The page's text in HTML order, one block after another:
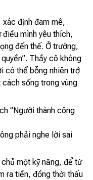
xác định đam mê,
mình yêu thích,
đến thế. Ở trường,
Thầy cô không
có thể bỗng nhiên trở
sống trong vùng
“Người thành công
phải nghe lời sai
một kỹ năng, để từ
ra tiền, đồng thời thấu